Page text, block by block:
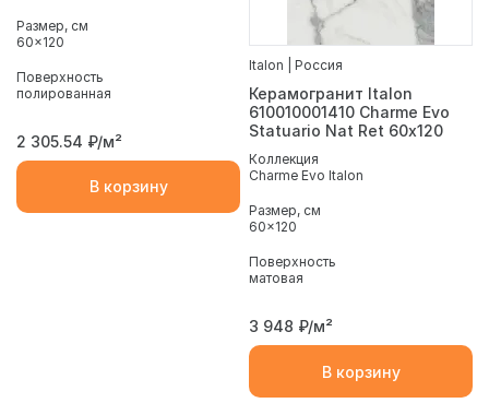
Размер, см
60x120
Поверхность
полированная
2 305.54 ₽/м²
В корзину
Italon | Россия
Керамогранит Italon
610010001410 Charme Evo
Statuario Nat Ret 60х120
Коллекция
Charme Evo Italon
Размер, см
60x120
Поверхность
матовая
3 948 ₽/м²
В корзину